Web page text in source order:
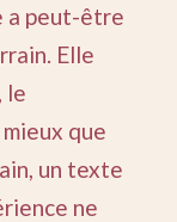
a peut-être
Elle
le
que
un texte
ne